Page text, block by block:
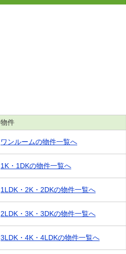
物件
ワンルームの物件一覧へ
1K・1DKの物件一覧へ
1LDK・2K・2DKの物件一覧へ
2LDK・3K・3DKの物件一覧へ
3LDK・4K・4LDKの物件一覧へ